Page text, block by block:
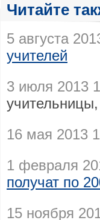
Читайте
5 августа
учителей
3 июля 2013
учительницы,
16 мая 2013
1 февраля
получат по
15 ноября